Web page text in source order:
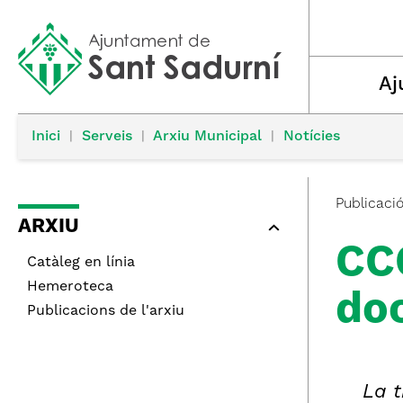
Inici Serveis Arxiu Municipal Notícies
ARXIU
Catàleg en línia
Hemeroteca
Publicacions de l'arxiu
Publicació
La